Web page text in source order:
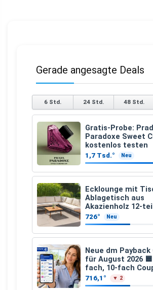
Gerade angesagte Deals
6 Std. 24 Std. 48 Std.
Gratis-Probe:
Paradoxe Sweet
kostenlos testen
1,7 Tsd.° Neu
Ecklounge mit
Ablagetisch aus
Akazienholz 12-
726° Neu
Neue dm Payback
für August 2026
fach, 10-fach
den gesamten
€
716,1° ▼ 2